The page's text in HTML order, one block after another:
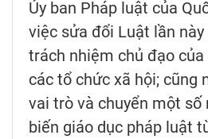
Ủy ban Pháp luật của
việc sửa đổi Luật lần
trách nhiệm chủ đạo
các tổ chức xã hội; cũng
vai trò và chuyển một số
biến giáo dục pháp luật